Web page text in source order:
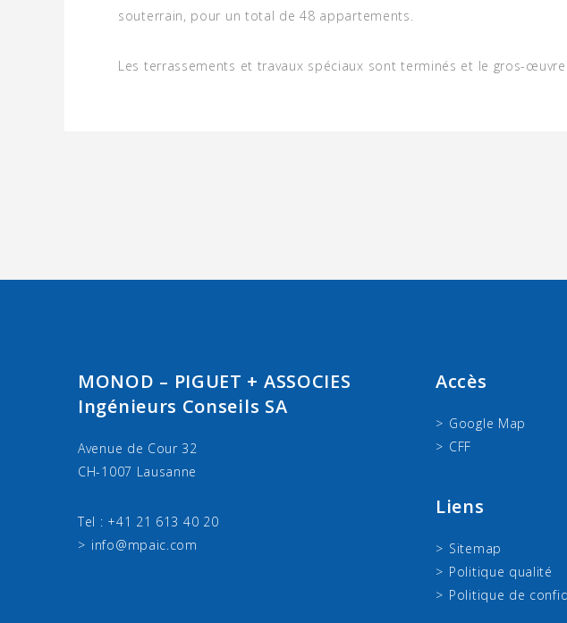
souterrain, pour un total de 48 appartements.
Les terrassements et travaux spéciaux sont terminés et le gros-
MONOD – PIGUET + ASSOCIES
Ingénieurs Conseils SA
Avenue de Cour 32
CH-1007 Lausanne
Tel : +41 21 613 40 20
info@mpaic.com
Accès
Google Map
CFF
Liens
Sitemap
Politique qualité
Politique de